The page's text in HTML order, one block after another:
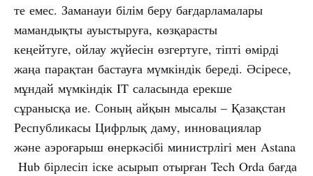
те емес. Заманауи білім беру бағдарламалары
мамандықты ауыстыруға, көзқарасты
кеңейтуге, ойлау жүйесін өзгертуге, тіпті өмірді
жаңа парақтан бастауға мүмкіндік береді. Әсіресе,
мұндай мүмкіндік IT саласында ерекше
сұранысқа ие. Соның айқын мысалы – Қазақстан
Республикасы Цифрлық даму, инновациялар
және аэроғарыш өнеркәсібі министрлігі мен Astana
Hub бірлесіп іске асырып отырған Tech Orda бағда